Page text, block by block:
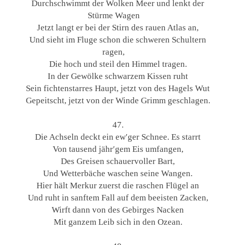
Durchschwimmt der Wolken Meer und lenkt der
Stürme Wagen
Jetzt langt er bei der Stirn des rauen Atlas an,
Und sieht im Fluge schon die schweren Schultern
ragen,
Die hoch und steil den Himmel tragen.
In der Gewölke schwarzem Kissen ruht
Sein fichtenstarres Haupt, jetzt von des Hagels Wut
Gepeitscht, jetzt von der Winde Grimm geschlagen.
47.
Die Achseln deckt ein ew′ger Schnee. Es starrt
Von tausend jähr′gem Eis umfangen,
Des Greisen schauervoller Bart,
Und Wetterbäche waschen seine Wangen.
Hier hält Merkur zuerst die raschen Flügel an
Und ruht in sanftem Fall auf dem beeisten Zacken,
Wirft dann von des Gebirges Nacken
Mit ganzem Leib sich in den Ozean.